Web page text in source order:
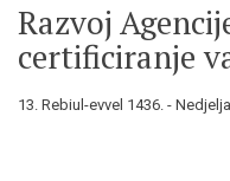
Razvoj
certificiranje
13. Rebiul-evvel 1436. -